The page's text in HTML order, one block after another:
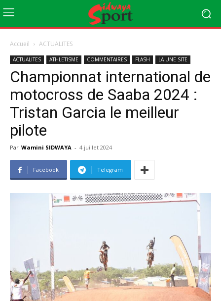
Accueil ACTUALITES
ACTUALITES ATHLETISME COMMENTAIRES FLASH LA UNE SITE
Championnat international de
motocross de Saaba 2024 :
Tristan Garcia le meilleur
pilote
Par Wamini SIDWAYA - 4 juillet 2024
Facebook Telegram